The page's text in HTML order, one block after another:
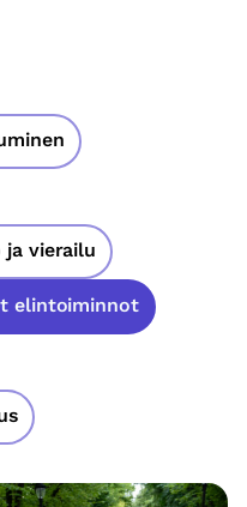
ja vierailu
elintoiminnot